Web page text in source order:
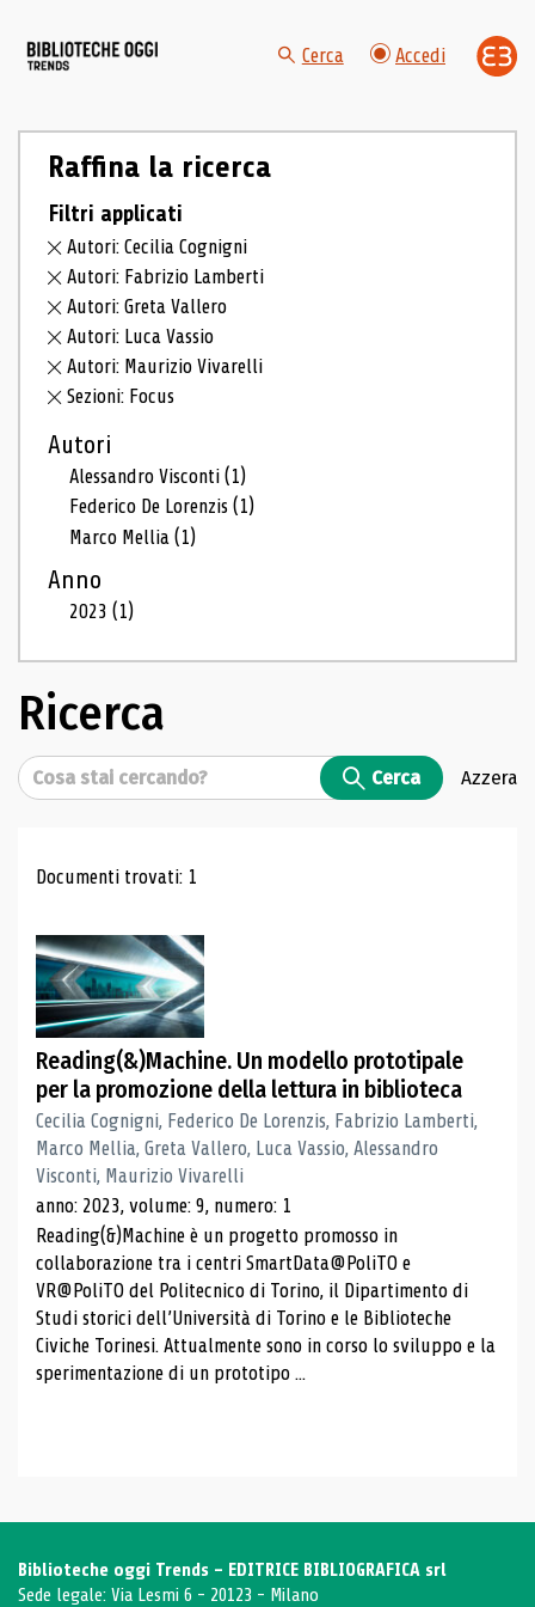
Cerca Accedi
Raffina la ricerca
Filtri applicati
Autori: Cecilia Cognigni
Autori: Fabrizio Lamberti
Autori: Greta Vallero
Autori: Luca Vassio
Autori: Maurizio Vivarelli
Sezioni: Focus
Autori
Alessandro Visconti(1)
Federico De Lorenzis(1)
Marco Mellia(1)
Anno
2023(1)
Ricerca
Cerca Cerca Azzera
Risultati di ricerca
Documenti trovati: 1
Reading(&)Machine. Un modello prototipale
per la promozione della lettura in biblioteca
Cecilia Cognigni, Federico De Lorenzis, Fabrizio Lamberti,
Marco Mellia, Greta Vallero, Luca Vassio, Alessandro
Visconti, Maurizio Vivarelli
anno: 2023, volume: 9, numero: 1
Reading(&)Machine è un progetto promosso in
collaborazione tra i centri SmartData@PoliTO e
VR@PoliTO del Politecnico di Torino, il Dipartimento di
Studi storici dell’Università di Torino e le Biblioteche
Civiche Torinesi. Attualmente sono in corso lo sviluppo e la
sperimentazione di un prototipo ...
Biblioteche oggi Trends - EDITRICE BIBLIOGRAFICA srl
Sede legale: Via Lesmi 6 - 20123 - Milano